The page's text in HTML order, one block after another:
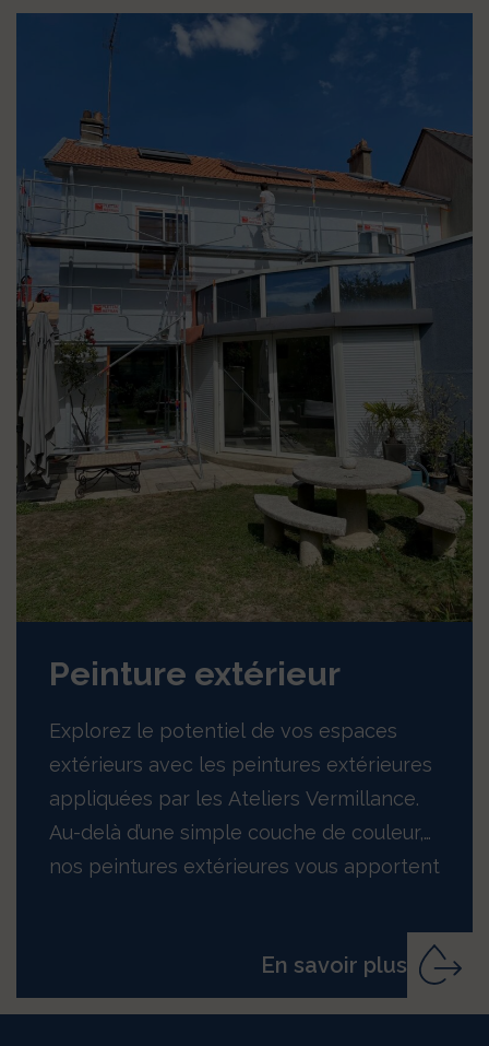
Peinture extérieur
Explorez le potentiel de vos espaces
extérieurs avec les peintures extérieures
appliquées par les Ateliers Vermillance.
Au-delà d’une simple couche de couleur,
nos peintures extérieures vous apportent
En savoir plus